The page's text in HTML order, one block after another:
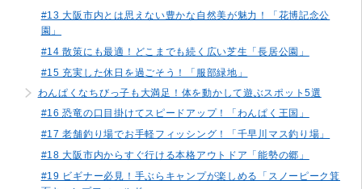
#13 大阪市内とは思えない豊かな自然美が魅力！「花博記念公
園」
#14 散策にも最適！どこまでも続く広い芝生「長居公園」
#15 充実した休日を過ごそう！「服部緑地」
わんぱくなちびっ子も大満足！体を動かして遊ぶスポット5選
#16 恐竜の口目掛けてスピードアップ！「わんぱく王国」
#17 老舗釣り場でお手軽フィッシング！「千早川マス釣り場」
#18 大阪市内からすぐ行ける本格アウトドア「能勢の郷」
#19 ビギナー必見！手ぶらキャンプが楽しめる「スノーピーク箕